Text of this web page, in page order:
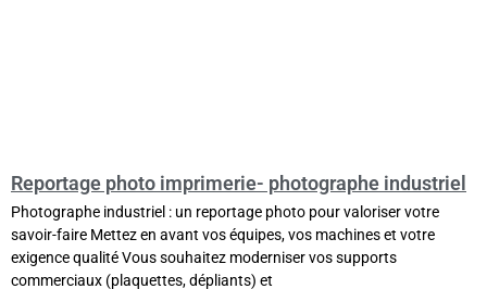
Reportage photo imprimerie- photographe industriel
Photographe industriel : un reportage photo pour valoriser votre
savoir-faire Mettez en avant vos équipes, vos machines et votre
exigence qualité Vous souhaitez moderniser vos supports
commerciaux (plaquettes, dépliants) et